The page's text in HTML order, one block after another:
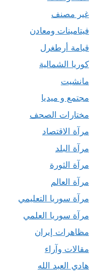
غير مصنف
فيتامينات ومعادن
قيامة أرطغرل
كوريا الشمالية
مانشيت
مجتمع و ميديا
مختارات الصحف
مرآة الاقتصاد
مرآة البلد
مرآة الثورة
مرآة العالم
مرآة سوريا التعليمي
مرآة سوريا العلمي
مظاهرات إيران
مقالات وآراء
هادي العبد الله